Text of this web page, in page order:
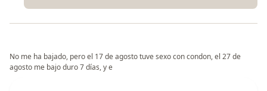
No me ha bajado, pero el 17 de agosto tuve sexo con condon, el 27 de
agosto me bajo duro 7 días, y e